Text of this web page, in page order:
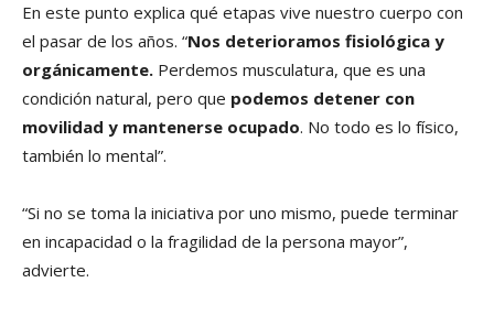
En este punto explica qué etapas vive nuestro cuerpo con
el pasar de los años. “Nos deterioramos fisiológica y
orgánicamente. Perdemos musculatura, que es una
condición natural, pero que podemos detener con
movilidad y mantenerse ocupado. No todo es lo físico,
también lo mental”.
“Si no se toma la iniciativa por uno mismo, puede terminar
en incapacidad o la fragilidad de la persona mayor”,
advierte.